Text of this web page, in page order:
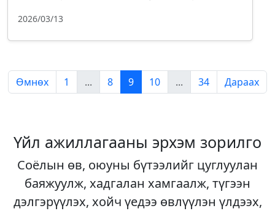
2026/03/13
Өмнөх 1 ... 8 9 10 ... 34 Дараах
Үйл ажиллагааны эрхэм зорилго
Соёлын өв, оюуны бүтээлийг цуглуулан
баяжуулж, хадгалан хамгаалж, түгээн
дэлгэрүүлэх, хойч үедээ өвлүүлэн үлдээх,